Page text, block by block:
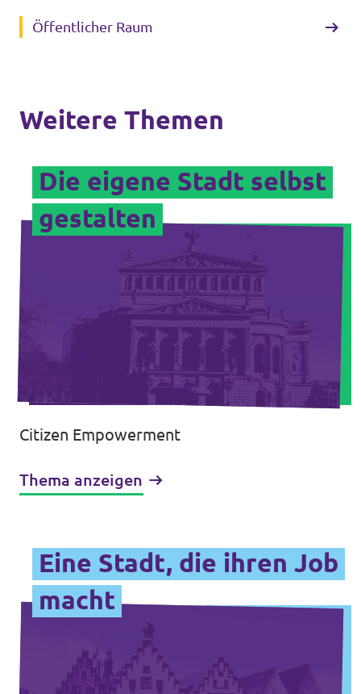
Öffentlicher Raum
Weitere Themen
Die eigene Stadt selbst
gestalten
Citizen Empowerment
Thema anzeigen
Eine Stadt, die ihren Job
macht